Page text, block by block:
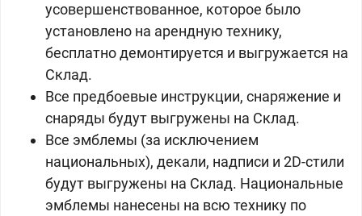
усовершенствованное, которое было
установлено на арендную технику,
бесплатно демонтируется и выгружается на
Склад.
Все предбоевые инструкции, снаряжение и
снаряды будут выгружены на Склад.
Все эмблемы (за исключением
национальных), декали, надписи и 2D-стили
будут выгружены на Склад. Национальные
эмблемы нанесены на всю технику по